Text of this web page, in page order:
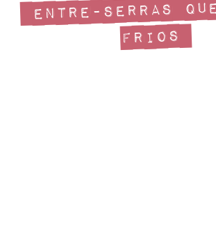
ENTRE-SERRAS
FRIOS